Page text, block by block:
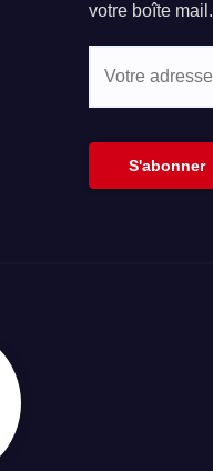
votre boîte mail.
S'abonner